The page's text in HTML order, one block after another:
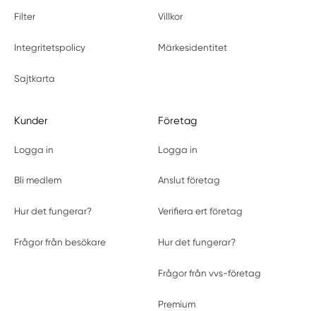
Filter Villkor
Integritetspolicy Märkesidentitet
Sajtkarta
Kunder
Logga in
Bli medlem
Hur det fungerar?
Frågor från besökare
Företag
Logga in
Anslut företag
Verifiera ert företag
Hur det fungerar?
Frågor från vvs-företag
Premium